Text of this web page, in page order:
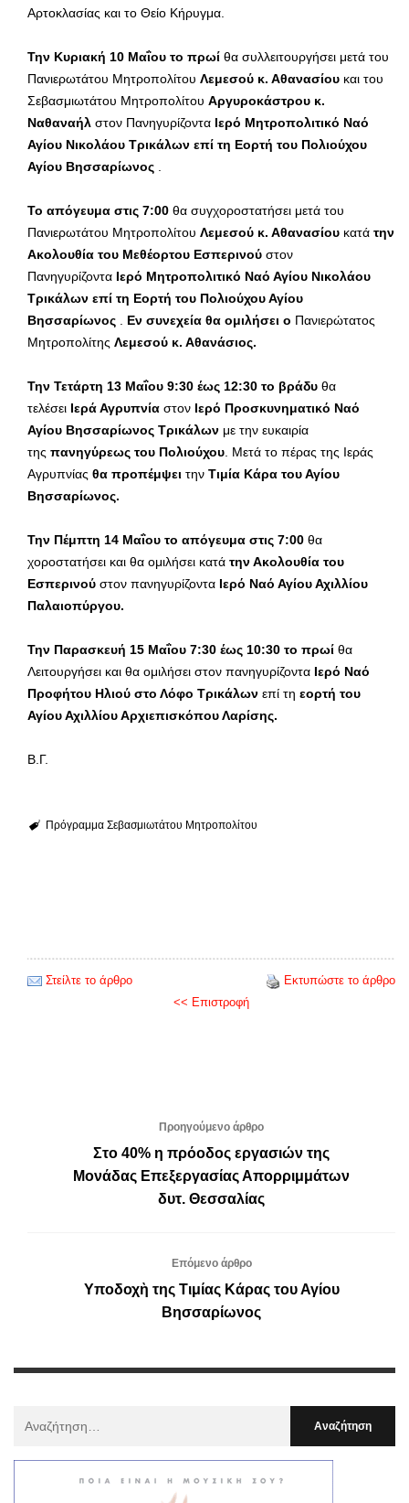
Αρτοκλασίας και το Θείο Κήρυγμα.
Την Κυριακή 10 Μαΐου το πρωί θα συλλειτουργήσει μετά του
Πανιερωτάτου Μητροπολίτου Λεμεσού κ. Αθανασίου και του
Σεβασμιωτάτου Μητροπολίτου Αργυροκάστρου κ.
Ναθαναήλ στον Πανηγυρίζοντα Ιερό Μητροπολιτικό Ναό
Αγίου Νικολάου Τρικάλων επί τη Εορτή του Πολιούχου
Αγίου Βησσαρίωνος
Το απόγευμα στις 7:00 θα συγχοροστατήσει μετά του
Πανιερωτάτου Μητροπολίτου Λεμεσού κ. Αθανασίου κατά την
Ακολουθία του Μεθέορτου Εσπερινού στον
Πανηγυρίζοντα Ιερό Μητροπολιτικό Ναό Αγίου Νικολάου
Τρικάλων επί τη Εορτή του Πολιούχου Αγίου
Βησσαρίωνος
Εν συνεχεία θα ομιλήσει ο Πανιερώτατος
Μητροπολίτης Λεμεσού κ. Αθανάσιος.
Την Τετάρτη 13 Μαΐου 9:30 έως 12:30 το βράδυ θα
τελέσει Ιερά Αγρυπνία στον Ιερό Προσκυνηματικό Ναό
Αγίου Βησσαρίωνος Τρικάλων με την ευκαιρία
της πανηγύρεως του Πολιούχου . Μετά το πέρας της Ιεράς
Αγρυπνίας θα προπέμψει την Τιμία Κάρα του Αγίου
Βησσαρίωνος.
Την Πέμπτη 14 Μαΐου το απόγευμα στις 7:00 θα
χοροστατήσει και θα ομιλήσει κατά την Ακολουθία του
Εσπερινού στον πανηγυρίζοντα Ιερό Ναό Αγίου Αχιλλίου
Παλαιοπύργου.
Την Παρασκευή 15 Μαΐου 7:30 έως 10:30 το πρωί θα
Λειτουργήσει και θα ομιλήσει στον πανηγυρίζοντα Ιερό Ναό
Προφήτου Ηλιού στο Λόφο Τρικάλων επί τη εορτή του
Αγίου Αχιλλίου Αρχιεπισκόπου Λαρίσης.
Β.Γ.
Πρόγραμμα Σεβασμιωτάτου Μητροπολίτου
Στείλτε το άρθρο
Εκτυπώστε το άρθρο
<< Επιστροφή
Προηγούμενο άρθρο
Στο 40% η πρόοδος εργασιών της
Μονάδας Επεξεργασίας Απορριμμάτων
δυτ. Θεσσαλίας
Επόμενο άρθρο
Υποδοχὴ της Τιμίας Κάρας του Αγίου
Βησσαρίωνος
: